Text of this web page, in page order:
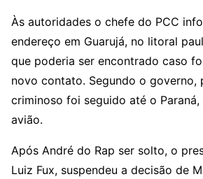
Às autoridades o chefe do PCC
endereço em Guarujá, no litoral
que poderia ser encontrado caso
novo contato. Segundo o governo,
criminoso foi seguido até o
avião.
Após André do Rap ser solto, o
Luiz Fux, suspendeu a decisão de